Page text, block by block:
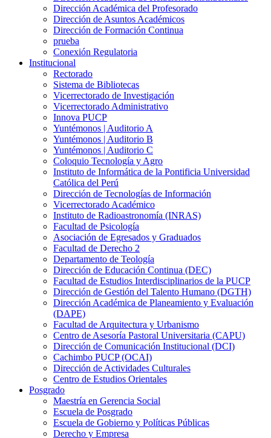
Dirección Académica del Profesorado
Dirección de Asuntos Académicos
Dirección de Formación Continua
prueba
Conexión Regulatoria
Institucional
Rectorado
Sistema de Bibliotecas
Vicerrectorado de Investigación
Vicerrectorado Administrativo
Innova PUCP
Yuntémonos | Auditorio A
Yuntémonos | Auditorio B
Yuntémonos | Auditorio C
Coloquio Tecnología y Agro
Instituto de Informática de la Pontificia Universidad
Católica del Perú
Dirección de Tecnologías de Información
Vicerrectorado Académico
Instituto de Radioastronomía (INRAS)
Facultad de Psicología
Asociación de Egresados y Graduados
Facultad de Derecho 2
Departamento de Teología
Dirección de Educación Continua (DEC)
Facultad de Estudios Interdisciplinarios de la PUCP
Dirección de Gestión del Talento Humano (DGTH)
Dirección Académica de Planeamiento y Evaluación
(DAPE)
Facultad de Arquitectura y Urbanismo
Centro de Asesoría Pastoral Universitaria (CAPU)
Dirección de Comunicación Institucional (DCI)
Cachimbo PUCP (OCAI)
Dirección de Actividades Culturales
Centro de Estudios Orientales
Posgrado
Maestría en Gerencia Social
Escuela de Posgrado
Escuela de Gobierno y Políticas Públicas
Derecho y Empresa